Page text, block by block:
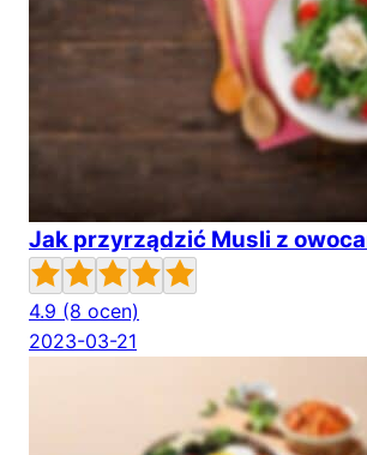
Jak przyrządzić Musli z
4.9 (8 ocen)
2023-03-21